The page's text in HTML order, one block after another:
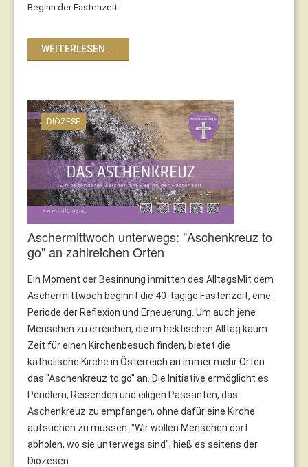
Beginn der Fastenzeit.
WEITERLESEN ...
DIÖZESE
Aschermittwoch unterwegs: "Aschenkreuz to
go" an zahlreichen Orten
Ein Moment der Besinnung inmitten des AlltagsMit dem
Aschermittwoch beginnt die 40-tägige Fastenzeit, eine
Periode der Reflexion und Erneuerung. Um auch jene
Menschen zu erreichen, die im hektischen Alltag kaum
Zeit für einen Kirchenbesuch finden, bietet die
katholische Kirche in Österreich an immer mehr Orten
das "Aschenkreuz to go" an. Die Initiative ermöglicht es
Pendlern, Reisenden und eiligen Passanten, das
Aschenkreuz zu empfangen, ohne dafür eine Kirche
aufsuchen zu müssen. "Wir wollen Menschen dort
abholen, wo sie unterwegs sind", hieß es seitens der
Diözesen.